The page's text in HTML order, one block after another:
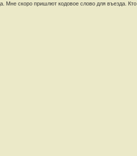
Мне скоро пришлют кодовое слово для въезда.